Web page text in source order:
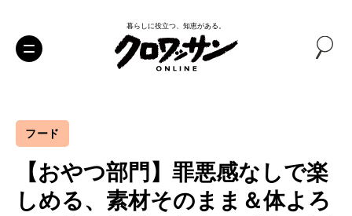
暮らしに役立つ、知恵がある。
フード
【おやつ部門】罪悪感なしで楽
しめる、素材そのまま＆体よろ